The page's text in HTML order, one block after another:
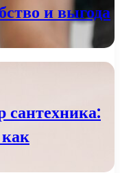
и выгода